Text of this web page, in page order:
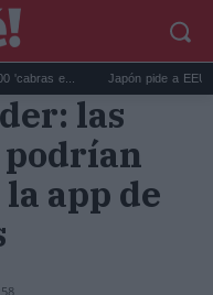
e... Japón pide a EEUU
las
podrían
app de